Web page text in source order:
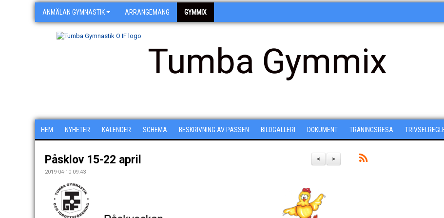
ANMÄLAN GYMNASTIK ARRANGEMANG GYMMIX
Tumba Gymmix
HEM NYHETER KALENDER SCHEMA BESKRIVNING AV PASSEN BILDGALLERI DOKUMENT TRÄNINGSRESA
>
<
Påsklov 15-22 april
2019-04-10 09:43